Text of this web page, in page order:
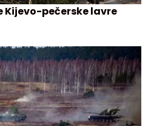
Kijevo-pečerske lavre